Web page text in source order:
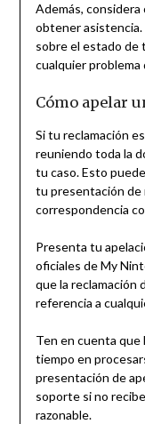
Además,
obtener asistencia.
sobre el estado de
cualquier
Cómo apelar
Si tu reclamación
reuniendo toda la
tu caso. Esto
tu presentación de
correspondencia
Presenta tu
oficiales de My
que la reclamación
referencia a
Ten en cuenta que
tiempo en
presentación de
soporte si no
razonable.